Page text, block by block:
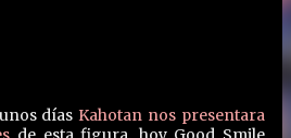
díasKahotan nos presentara